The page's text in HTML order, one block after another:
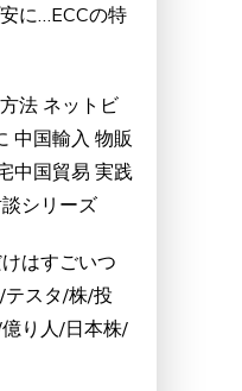
に…ECCの特
法 ネットビ
中国輸入 物販
中国貿易 実践
シリーズ
はすごいつ
テスタ/株/投
り人/日本株/